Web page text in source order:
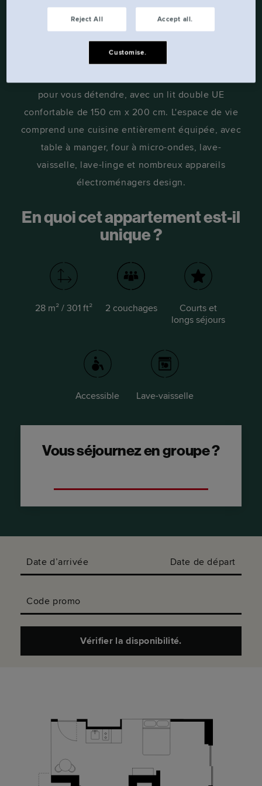
Nos studios Locke accessibles disposent de tout
pour vous détendre, avec un lit double UE
confortable de 150 cm x 200 cm. L'espace de vie
comprend une cuisine entièrement équipée, avec
table à manger, four à micro-ondes, lave-
vaisselle, lave-linge et nombreux appareils
électroménagers design.
En quoi cet appartement est-il
unique ?
28 m² / 301 ft² 2 couchages
Courts et
longs séjours
Accessible Lave-vaisselle
Vous séjournez en groupe ?
Date d’arrivée Date de départ
Code promo
Vérifier la disponibilité.
Reject All Accept all.
Customise.